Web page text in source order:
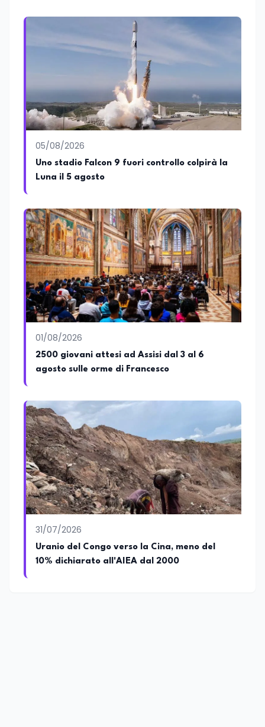
attive del lavoro e delle dinamiche che
legano istruzione, occupazione e
sviluppo delle competenze. Alla
preparazione economica e professionale
affianca una grande passione per la
lettura e per il giornalismo, che ne
arricchiscono il profilo umano e
culturale. Spazia con disinvoltura tra
diverse tematiche, offrendo sempre il
proprio punto di vista con equilibrio,
sensibilità e spirito critico.
05/08/2026
Uno stadio Falcon 9 fuori controllo colpirà la
Luna il 5 agosto
01/08/2026
2500 giovani attesi ad Assisi dal 3 al 6
agosto sulle orme di Francesco
31/07/2026
Uranio del Congo verso la Cina, meno del
10% dichiarato all'AIEA dal 2000